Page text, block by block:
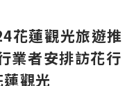
花蓮觀光旅遊推
業者安排訪花行
觀光